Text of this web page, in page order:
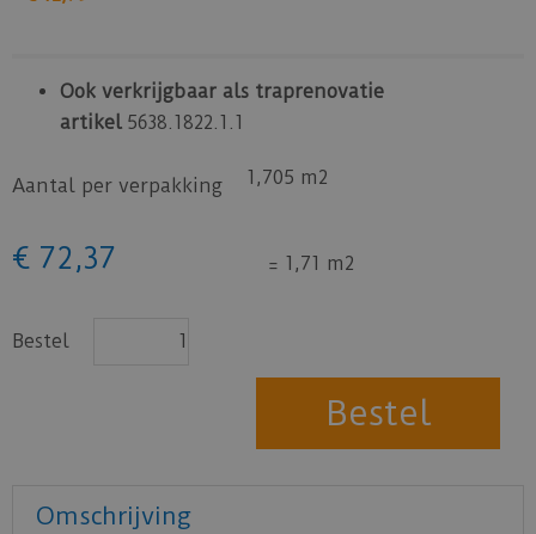
Ook verkrijgbaar als traprenovatie
artikel 5638.1822.1.1
Aantal per verpakking 1,705 m2
€ 72 ,37 = 1,71 m2
Bestel
Omschrijving